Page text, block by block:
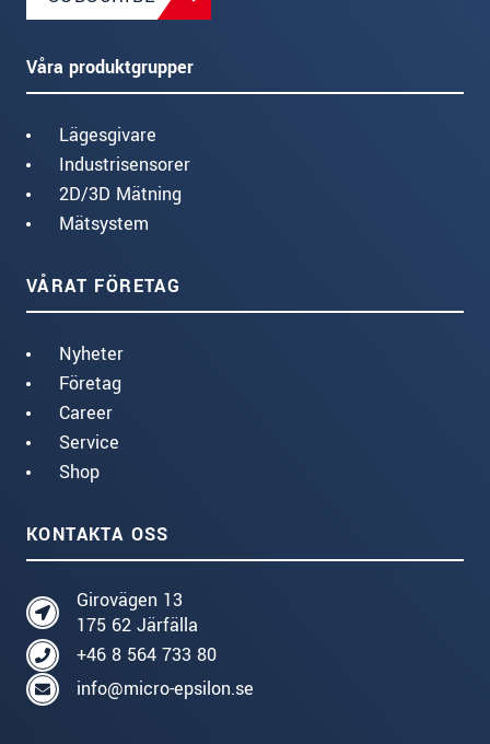
Våra produktgrupper
Lägesgivare
Industrisensorer
2D/3D Mätning
Mätsystem
VÅRAT FÖRETAG
Nyheter
Företag
Career
Service
Shop
KONTAKTA OSS
Girovägen 13
175 62 Järfälla
+46 8 564 733 80
info@micro-epsilon.se